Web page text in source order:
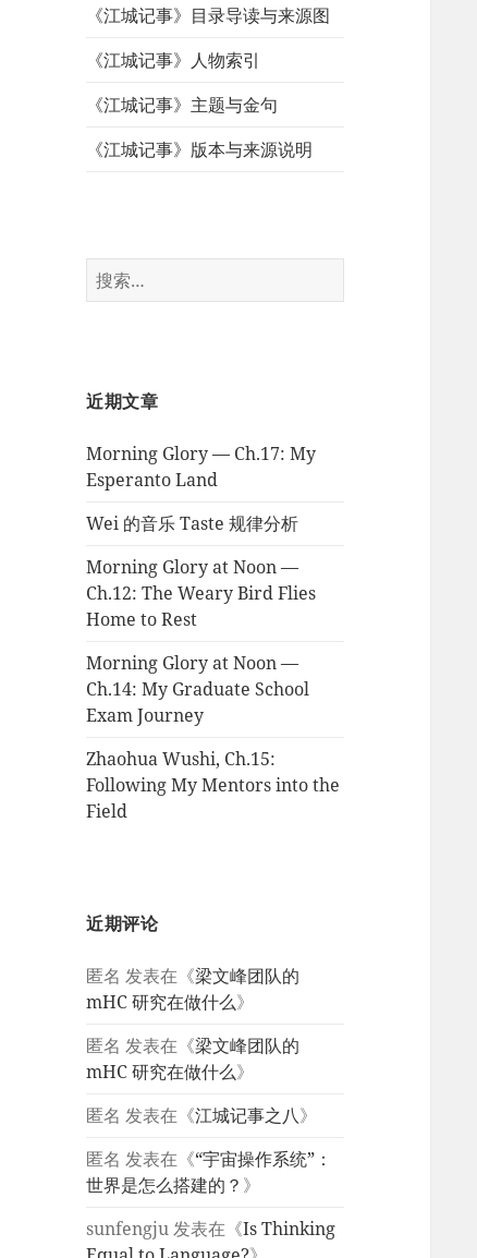
《江城记事》目录导读与来源图
《江城记事》人物索引
《江城记事》主题与金句
《江城记事》版本与来源说明
搜
索：
近期文章
Morning Glory — Ch.17: My
Esperanto Land
Wei 的音乐 Taste 规律分析
Morning Glory at Noon —
Ch.12: The Weary Bird Flies
Home to Rest
Morning Glory at Noon —
Ch.14: My Graduate School
Exam Journey
Zhaohua Wushi, Ch.15:
Following My Mentors into the
Field
近期评论
匿名 发表在《梁文峰团队的
mHC 研究在做什么》
匿名 发表在《梁文峰团队的
mHC 研究在做什么》
匿名 发表在《江城记事之八》
匿名 发表在《“宇宙操作系统”：
世界是怎么搭建的？ 》
sunfengju发表在《Is Thinking